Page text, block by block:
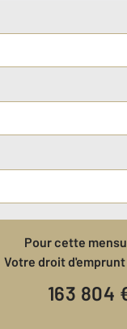
Pour cette
Votre droit d'emprunt
163 804